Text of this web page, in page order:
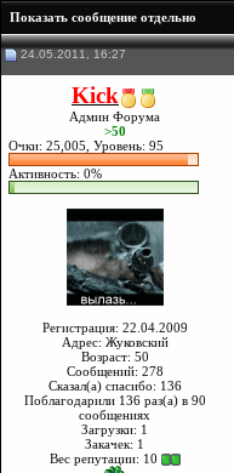
Показать сообщение отдельно
24.05.2011, 16:27
Kick
Админ Форума
>50
Очки: 25,005, Уровень: 95
Активность: 0%
Регистрация: 22.04.2009
Адрес: Жуковский
Возраст: 50
Сообщений: 278
Сказал(а) спасибо: 136
Поблагодарили 136 раз(а) в 90
сообщениях
Загрузки: 1
Закачек: 1
Вес репутации: 10